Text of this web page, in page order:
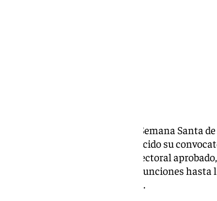
La Agrupación de Cofradías de Semana Santa
pasado 14 de octubre ha establecido su
como establece el calendario electoral
la actual Junta de Gobierno en funciones hasta
señalan en su portal web oficial.